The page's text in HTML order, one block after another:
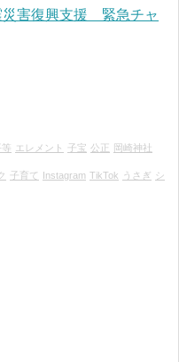
災害復興支援 緊急チャ
エレメント 子宝 公正 岡崎神社
子育て Instagram TikTok うさぎ シ